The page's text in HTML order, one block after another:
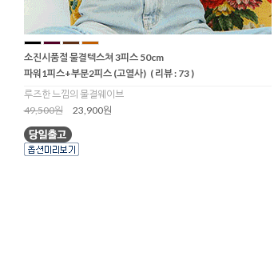
소진시품절 물결텍스쳐 3피스 50cm
파워1피스+부분2피스 (고열사) ( 리뷰 : 73 )
루즈한 느낌의 물결웨이브
49,500원
23,900원